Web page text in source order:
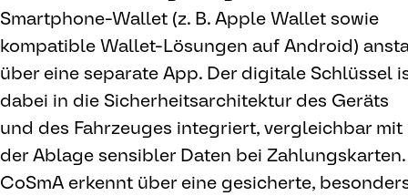
Smartphone-Wallet (z. B. Apple Wallet sowie
kompatible Wallet-Lösungen auf Android)
über eine separate App. Der digitale Schlüssel
dabei in die Sicherheitsarchitektur des Geräts
und des Fahrzeuges integriert, vergleichbar mit
der Ablage sensibler Daten bei Zahlungskarten.
CoSmA erkennt über eine gesicherte,